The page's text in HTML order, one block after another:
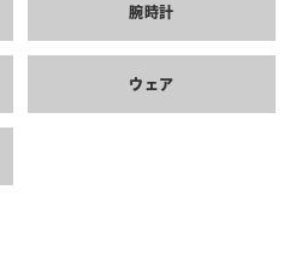
腕時計
ウェア